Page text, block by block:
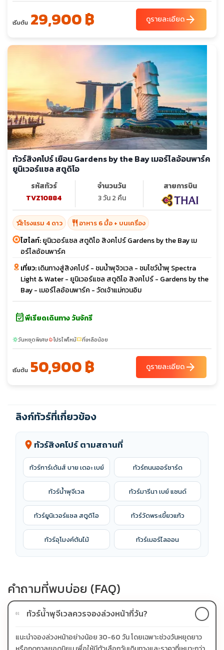
เริ่มต้น 29,900 ฿ ดูรายละเอียดarrow_forward
ทัวร์สิงคโปร์ เยือน Gardens by the Bay เมอร์ไลอ้อนพาร์ค
ยูนิเวอร์แซล สตูดิโอ
รหัสทัวร์
TVZ10884
จำนวนวัน
3 วัน 2 คืน
สายการบิน
hotel_classโรงแรม 4 ดาว restaurant อาหาร 6 มื้อ + บนเครื่อง
ไฮไลท์:ยูนิเวอร์แซล สตูดิโอ สิงคโปร์ Gardens by the Bay เม
อร์ไลอ้อนพาร์ค
เที่ยว:เดินทางสู่สิงคโปร์ - ชมน้ำพุจิวเวล - ชมโชว์น้ำพุ Spectra
Light & Water - ยูนิเวอร์แซล สตูดิโอ สิงคโปร์ - Gardens by the
Bay - เมอร์ไลอ้อนพาร์ค - วัดเจ้าแม่กวนอิม
event_availableพีเรียดเดินทาง วันจักรี
sunnyวันหยุดพิเศษlocal_fire_departmentโปรไฟไหม้confirmation_numberที่เหลือน้อย
เริ่มต้น 50,900 ฿ ดูรายละเอียดarrow_forward
ลิงก์ทัวร์ที่เกี่ยวข้อง
location_on ทัวร์สิงคโปร์ ตามสถานที่
ทัวร์การ์เด้นส์ บาย เดอะ เบย์ ทัวร์ถนนออร์ชาร์ด
ทัวร์น้ำพุจีเวล ทัวร์มารีนา เบย์ แซนด์
ทัวร์ยูนิเวอร์แซล สตูดิโอ ทัวร์วัดพระเขี้ยวแก้ว
ทัวร์อุโมงค์ต้นไม้ ทัวร์เมอร์ไลออน
คำถามที่พบบ่อย (FAQ)
01 ทัวร์น้ำพุจีเวลควรจองล่วงหน้ากี่วัน?
แนะนำจองล่วงหน้าอย่างน้อย 30-60 วัน โดยเฉพาะช่วงวันหยุดยาว